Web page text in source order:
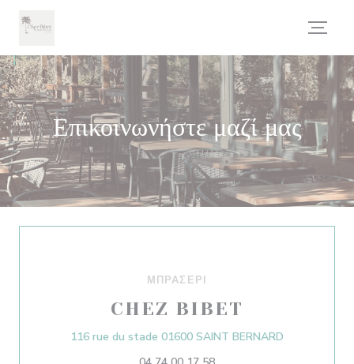
Επικοινωνήστε μαζί μας
ΜΠΡΑΣΕΡΊ
CHEZ BIBET
116 rue du stade 01600 SAINT BERNARD